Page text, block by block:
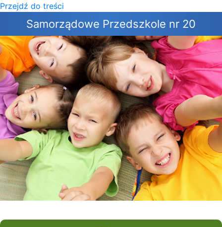
Przejdź do treści
Samorządowe Przedszkole nr 20×